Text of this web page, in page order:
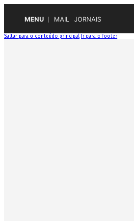
MENU MAIL JORNAIS
Saltar para o conteúdo principal Ir para o footer